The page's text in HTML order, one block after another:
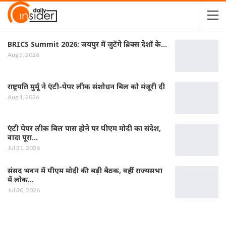
BRICS Summit 2026: जयपुर में जुटेंगे ब्रिक्स देशों के…
Aug 5, 2026
राष्ट्रपति मुर्मू ने एंटी-पेपर लीक संशोधन बिल को मंजूरी दी
Aug 1, 2026
एंटी पेपर लीक बिल पास होने पर पीएम मोदी का संदेश,
वादा पूरा…
Jul 31, 2026
संसद भवन में पीएम मोदी की बड़ी बैठक, वहीं राज्यसभा
में लोक…
Jul 30, 2026